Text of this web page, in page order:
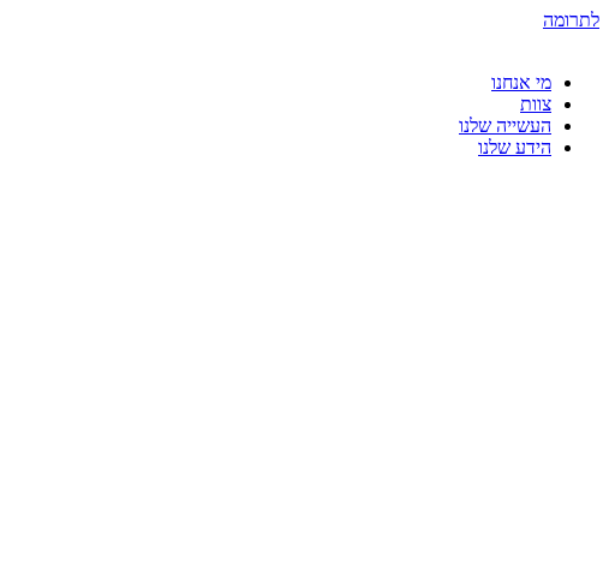
לתרומהדלג
מי אנחנו
צוות
העשייה שלנו
הידע שלנו